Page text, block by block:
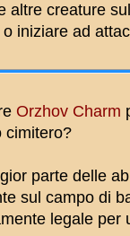
altre creature
iniziare ad
Orzhov Charm
cimitero?
parte delle
sul campo di
legale per